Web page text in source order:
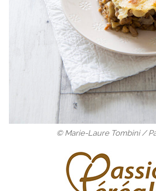
© Marie-Laure Tombini /